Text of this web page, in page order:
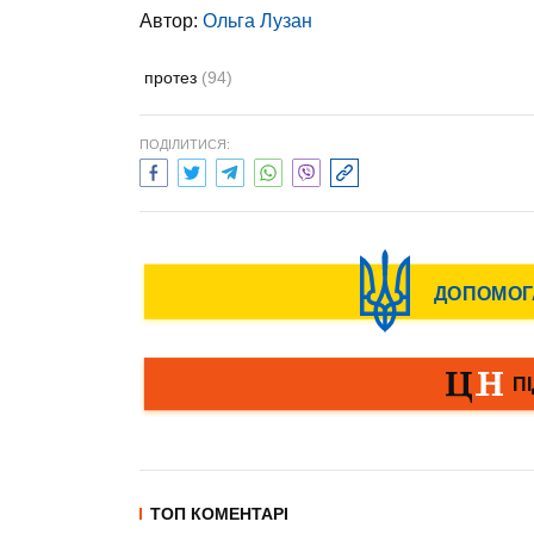
Автор: Ольга Лузан
протез (94)
ПОДІЛИТИСЯ:
ТОП КОМЕНТАРІ